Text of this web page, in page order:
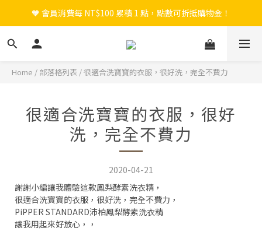
🎉 新會員註冊立即送 $200 購物金＋首購免運！
🧡 會員消費每 NT$100 累積 1 點，點數可折抵購物金！
🎉 新會員註冊立即送 $200 購物金＋首購免運！
Home / 部落格列表 /很適合洗寶寶的衣服，很好洗，完全不費力
很適合洗寶寶的衣服，很好
洗，完全不費力
2020-04-21
謝謝小編讓我體驗這款鳳梨酵素洗衣精，
很適合洗寶寶的衣服，很好洗，完全不費力，
PiPPER STANDARD沛柏鳳梨酵素洗衣精
讓我用起來好放心，，